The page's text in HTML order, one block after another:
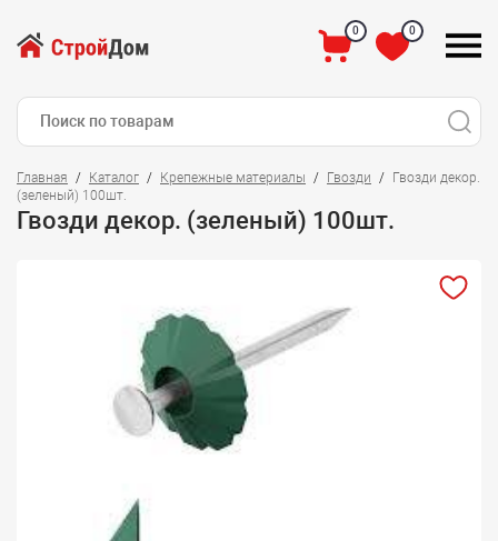
0 0
Главная Каталог Крепежные материалы Гвозди
Гвозди декор.
(зеленый) 100шт.
Гвозди декор. (зеленый) 100шт.